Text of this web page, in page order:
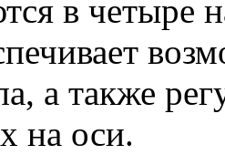
в четыре
а также
на оси.